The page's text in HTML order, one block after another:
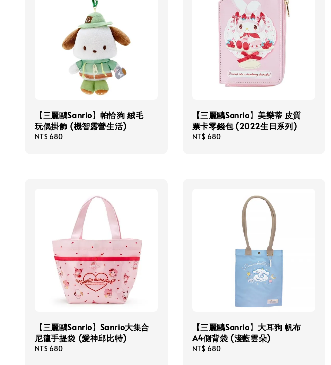
【三麗鷗Sanrio】帕恰狗 絨毛
玩偶掛飾 (機智露營生活)
Regular
NT$ 680
【三麗鷗Sanrio】美樂蒂 皮質
票卡零錢包 (2022生日系列)
Regular
NT$ 680
【三麗鷗Sanrio】Sanrio大集合
尼龍手提袋 (愛神邱比特)
Regular
NT$ 680
【三麗鷗Sanrio】大耳狗 帆布
A4側背袋 (淺藍雲朵)
Regular
NT$ 680